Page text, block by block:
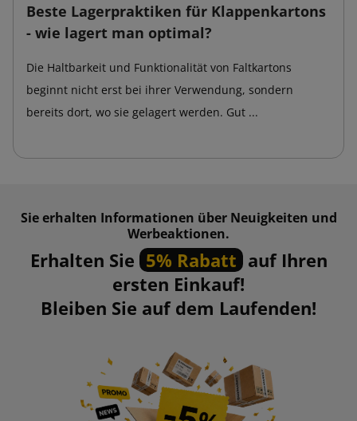
Beste Lagerpraktiken für Klappenkartons
- wie lagert man optimal?
Die Haltbarkeit und Funktionalität von Faltkartons
beginnt nicht erst bei ihrer Verwendung, sondern
bereits dort, wo sie gelagert werden. Gut ...
Sie erhalten Informationen über Neuigkeiten und
Werbeaktionen.
Erhalten Sie 5% Rabatt auf Ihren
ersten Einkauf!
Bleiben Sie auf dem Laufenden!